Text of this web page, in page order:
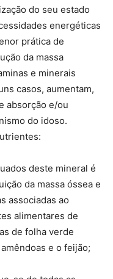
do seu estado
energéticas
prática de
da massa
e minerais
casos, aumentam,
absorção e/ou
do idoso.
deste mineral é
da massa óssea e
associadas ao
alimentares de
de folha verde
e o feijão;